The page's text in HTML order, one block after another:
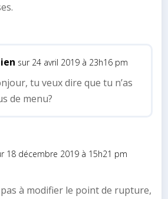
sur 24 avril 2019 à 23h16 pm
tu veux dire que tu n’as
de menu?
18 décembre 2019 à 15h21 pm
pas à modifier le point de rupture,